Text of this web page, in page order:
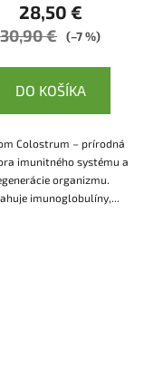
28,50 €
30,90 € (–7 %)
DO KOŠÍKA
Colostrum – prírodná
imunitného systému a
organizmu.
imunoglobulíny,...